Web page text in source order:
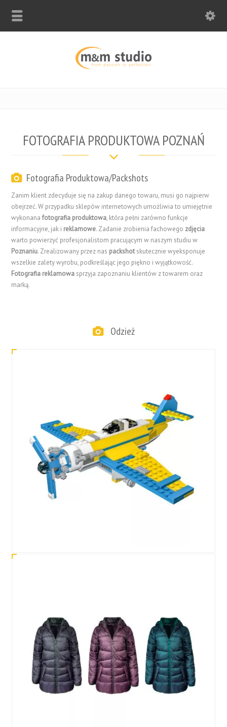
FOTOGRAFIA PRODUKTOWA POZNAŃ
Fotografia Produktowa/Packshots
Zanim klient zdecyduje się na zakup danego towaru, musi go najpierw
obejrzeć. W przypadku sklepów internetowych umożliwia to umiejętnie
wykonanafotografia produktowa, która pełni zarówno funkcje
informacyjne, jak i reklamowe. Zadanie zrobienia fachowego zdjęcia
warto powierzyć profesjonalistom pracującym w naszym studiu w
Poznaniu. Zrealizowany przez nas packshotskutecznie wyeksponuje
wszelkie zalety wyrobu, podkreślając jego piękno i wyjątkowość.
Fotografia reklamowa sprzyja zapoznaniu klientów z towarem oraz
marką.
Odzież